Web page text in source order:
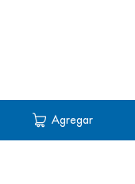
Agregar